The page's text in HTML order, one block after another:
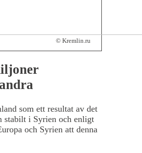
© Kremlin.ru
som ett resultat av det
stabilt i Syrien och enligt
och Syrien att denna